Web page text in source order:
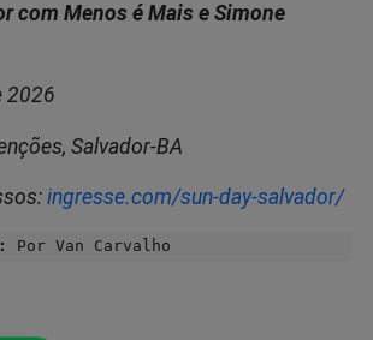
com Menos é Mais e Simone
2026
Salvador-BA
ingresse.com/sun-day-salvador/
Por Van Carvalho